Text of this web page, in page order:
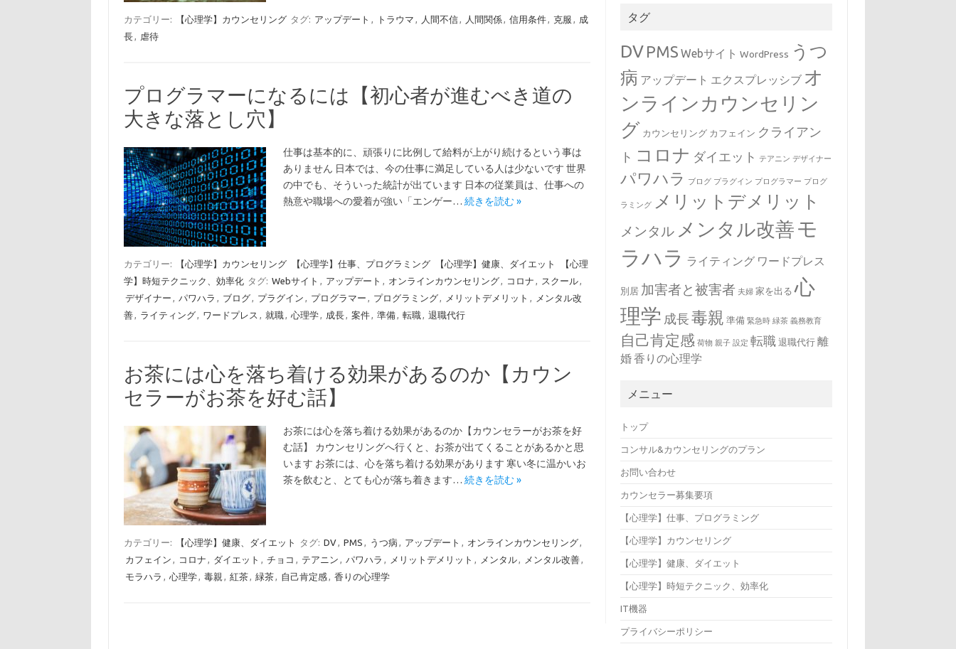
カテゴリー: 【心理学】カウンセリング タグ: アップデート , トラウマ , 人間不信, 人間関係, 信用条件, 克服 , 成
長, 虐待
プログラマーになるには【初心者が進むべき道の
大きな落とし穴】
仕事は基本的に、頑張りに比例して給料が上がり続けるという事は
ありません 日本では、今の仕事に満足している人は少ないです 世界
の中でも、そういった統計が出ています 日本の従業員は、仕事への
熱意や職場への愛着が強い「エンゲー… 続きを読む »
カテゴリー: 【心理学】カウンセリング 【心理学】仕事、プログラミング 【心理学】健康、ダイエット
【心理
学】時短テクニック、効率化 タグ: Webサイト , アップデート , オンラインカウンセリング, コロナ , スクール,
デザイナー , パワハラ , ブログ, プラグイン , プログラマー , プログラミング, メリットデメリット ,
メンタル改
善, ライティング, ワードプレス , 就職, 心理学, 成長, 案件, 準備, 転職, 退職代行
お茶には心を落ち着ける効果があるのか【カウン
セラーがお茶を好む話】
お茶には心を落ち着ける効果があるのか【カウンセラーがお茶を好
む話】 カウンセリングへ行くと、お茶が出てくることがあるかと思
います お茶には、心を落ち着ける効果があります 寒い冬に温かいお
茶を飲むと、とても心が落ち着きます… 続きを読む »
カテゴリー: 【心理学】健康、ダイエット タグ: DV, PMS , うつ病 , アップデート , オンラインカウンセリング,
カフェイン , コロナ , ダイエット , チョコ , テアニン , パワハラ , メリットデメリット , メンタル, メンタル改善,
モラハラ , 心理学, 毒親 , 紅茶, 緑茶, 自己肯定感, 香りの心理学
タグ
DV PMS Webサイト WordPress うつ
病 アップデート エクスプレッシブ オ
ンラインカウンセリン
グ カウンセリング カフェイン クライアン
ト コロナ ダイエット テアニン デザイナー
パワハラ ブログ プラグイン プログラマー プログ
ラミング メリットデメリット
メンタル メンタル改善 モ
ラハラ ライティング ワードプレス
別居 加害者と被害者 夫婦 家を出る 心
理学 成長毒親 準備 緊急時 緑茶 義務教育
自己肯定感 荷物 親子 設定 転職 退職代行 離
婚香りの心理学
メニュー
トップ
コンサル&カウンセリングのプラン
お問い合わせ
カウンセラー募集要項
【心理学】仕事、プログラミング
【心理学】カウンセリング
【心理学】健康、ダイエット
【心理学】時短テクニック、効率化
IT機器
プライバシーポリシー